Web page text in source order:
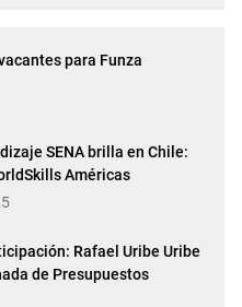
para Funza
SENA brilla en Chile:
Américas
Rafael Uribe Uribe
de Presupuestos